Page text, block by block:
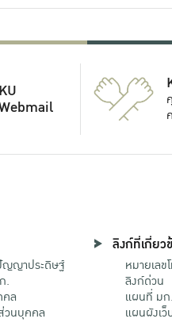
KU
ญญาประดิษฐ์
.
ล
วนบุคคล
ลิงก์ที่เกี่ยว
หมายเล
ลิงก์ด่วน
แผนที่ มก.
แผนผังเว็